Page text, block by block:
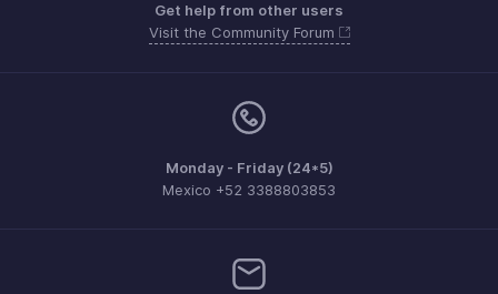
Get help from other users
Visit the Community Forum
Monday - Friday (24*5)
Mexico +52 3388803853